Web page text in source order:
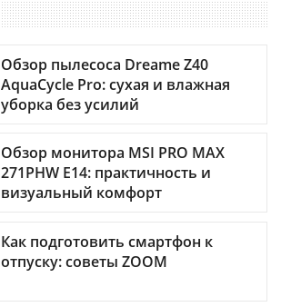
Обзор пылесоса Dreame Z40
AquaCycle Pro: сухая и влажная
уборка без усилий
Обзор монитора MSI PRO MAX
271PHW E14: практичность и
визуальный комфорт
Как подготовить смартфон к
отпуску: советы ZOOM